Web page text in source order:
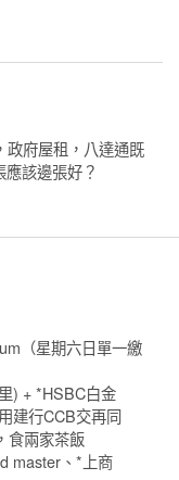
政府屋租，八達通既
該邊張好？
（星期六日單一繳
) + *HSBC白金
建行CCB交再同
食兩家茶飯
master、*上商